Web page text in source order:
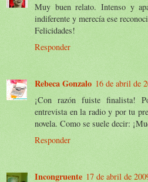
Muy buen relato. Intenso y
indiferente y merecía ese
Felicidades!
Responder
Rebeca Gonzalo 16 de abril de
¡Con razón fuiste finalista!
entrevista en la radio y por tu
novela. Como se suele decir:
Responder
Incongruente 17 de abril de